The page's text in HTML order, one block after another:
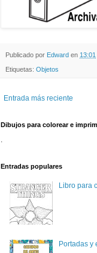
Publicado por Edward en 13:01
Etiquetas: Objetos
Entrada más reciente
Dibujos para colorear e
.
Entradas populares
Libro para
Portadas y